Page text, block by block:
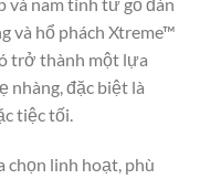
và hổ phách Xtreme™
trở thành một lựa
nhàng, đặc biệt là
tiệc tối.
chọn linh hoạt, phù